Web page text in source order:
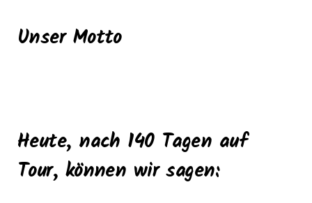
Unser Motto
Heute, nach 140 Tagen auf
Tour, können wir sagen: